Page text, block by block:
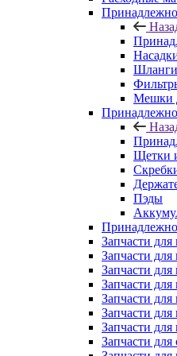
Мешки
Щетки
Пэды
Запчасти
Запчасти
Запчасти
Запчасти
Запчасти
Запчасти
Запчасти
Запчасти